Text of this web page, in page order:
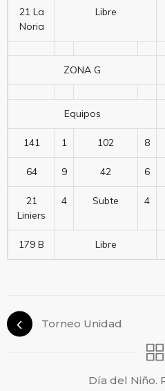
21 La
Noria
Libre
ZONA G
Equipos
141 1 102 8
64 9 42 6
21
Liniers
4 Subte 4
179 B Libre
Torneo Unidad
Día del Niño.